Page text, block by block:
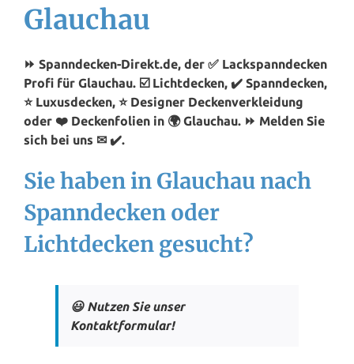
Glauchau
⏩ Spanndecken-Direkt.de, der ✅ Lackspanndecken
Profi für Glauchau. ☑️ Lichtdecken, ✔️ Spanndecken,
⭐ Luxusdecken, ⭐ Designer Deckenverkleidung
oder ❤️ Deckenfolien in 🌍 Glauchau. ⏩ Melden Sie
sich bei uns ✉ ✔️.
Sie haben in Glauchau nach
Spanndecken oder
Lichtdecken gesucht?
😃 Nutzen Sie unser
Kontaktformular!